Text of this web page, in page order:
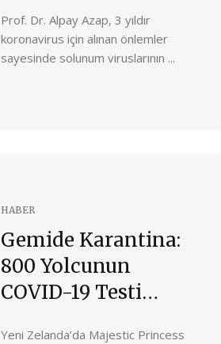
Prof. Dr. Alpay Azap, 3 yıldır
koronavirus için alınan önlemler
sayesinde solunum viruslarının ...
HABER
Gemide Karantina:
800 Yolcunun
COVID-19 Testi
Yeni Zelanda’da Majestic Princess